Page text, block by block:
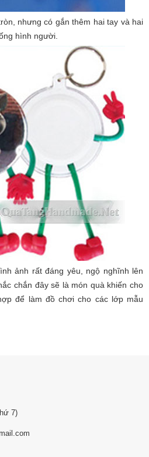
nhưng có gắn thêm hai tay và hai
hình người.
ảnh rất đáng yêu, ngộ nghĩnh lên
chắn đây sẽ là món quà khiến cho
để làm đồ chơi cho các lớp mẫu
7)